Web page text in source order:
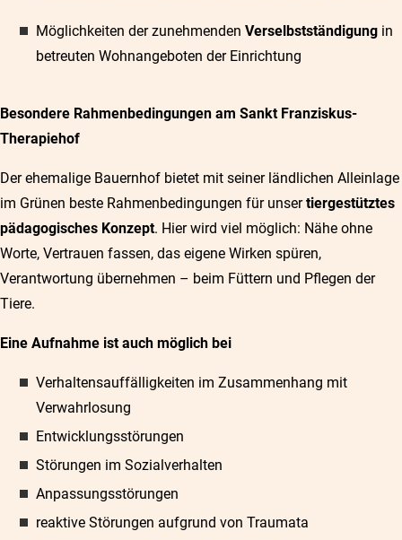
Möglichkeiten der zunehmenden Verselbstständigung in
betreuten Wohnangeboten der Einrichtung
Besondere Rahmenbedingungen am Sankt Franziskus-
Therapiehof
Der ehemalige Bauernhof bietet mit seiner ländlichen Alleinlage
im Grünen beste Rahmenbedingungen für unsertiergestütztes
pädagogisches Konzept. Hier wird viel möglich: Nähe ohne
Worte, Vertrauen fassen, das eigene Wirken spüren,
Verantwortung übernehmen – beim Füttern und Pflegen der
Tiere.
Eine Aufnahme ist auch möglich bei
Verhaltensauffälligkeiten im Zusammenhang mit
Verwahrlosung
Entwicklungsstörungen
Störungen im Sozialverhalten
Anpassungsstörungen
reaktive Störungen aufgrund von Traumata